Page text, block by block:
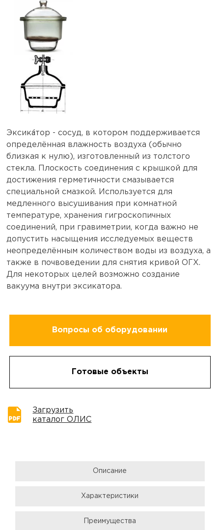
Эксика́тор - сосуд, в котором поддерживается
определённая влажность воздуха (обычно
близкая к нулю), изготовленный из толстого
стекла. Плоскость соединения с крышкой для
достижения герметичности смазывается
специальной смазкой. Используется для
медленного высушивания при комнатной
температуре, хранения гигроскопичных
соединений, при гравиметрии, когда важно не
допустить насыщения исследуемых веществ
неопределённым количеством воды из воздуха, а
также в почвоведении для снятия кривой ОГХ.
Для некоторых целей возможно создание
вакуума внутри эксикатора.
Вопросы об оборудовании
Готовые объекты
Загрузить
каталог ОЛИС
Описание
Характеристики
Преимущества